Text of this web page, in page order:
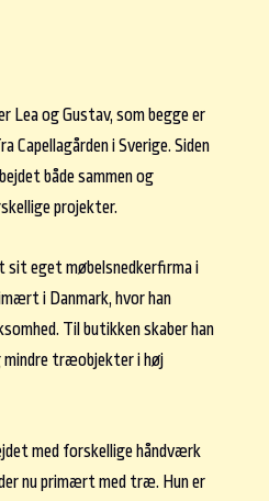
og Gustav, som begge er
Capellagården i Sverige. Siden
både sammen og
projekter.
sit eget møbelsnedkerfirma i
i Danmark, hvor han
Til butikken skaber han
mindre træobjekter i høj
med forskellige håndværk
nu primært med træ. Hun er